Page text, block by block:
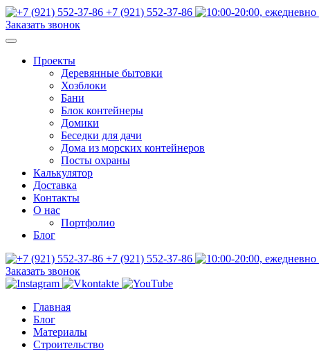
+7 (921) 552-37-86
Заказать звонок
Проекты
Деревянные бытовки
Хозблоки
Бани
Блок контейнеры
Домики
Беседки для дачи
Дома из морских контейнеров
Посты охраны
Калькулятор
Доставка
Контакты
О нас
Портфолио
Блог
+7 (921) 552-37-86
Заказать звонок
Главная
Блог
Материалы
Строительство